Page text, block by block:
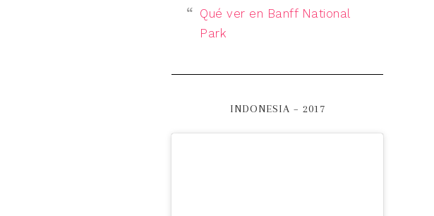
Qué ver en Banff National
Park
INDONESIA – 2017